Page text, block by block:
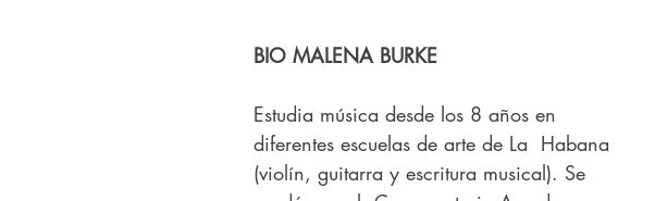
BIO MALENA BURKE
Estudia música desde los 8 años en
diferentes escuelas de arte de La  Habana
(violín, guitarra y escritura musical). Se